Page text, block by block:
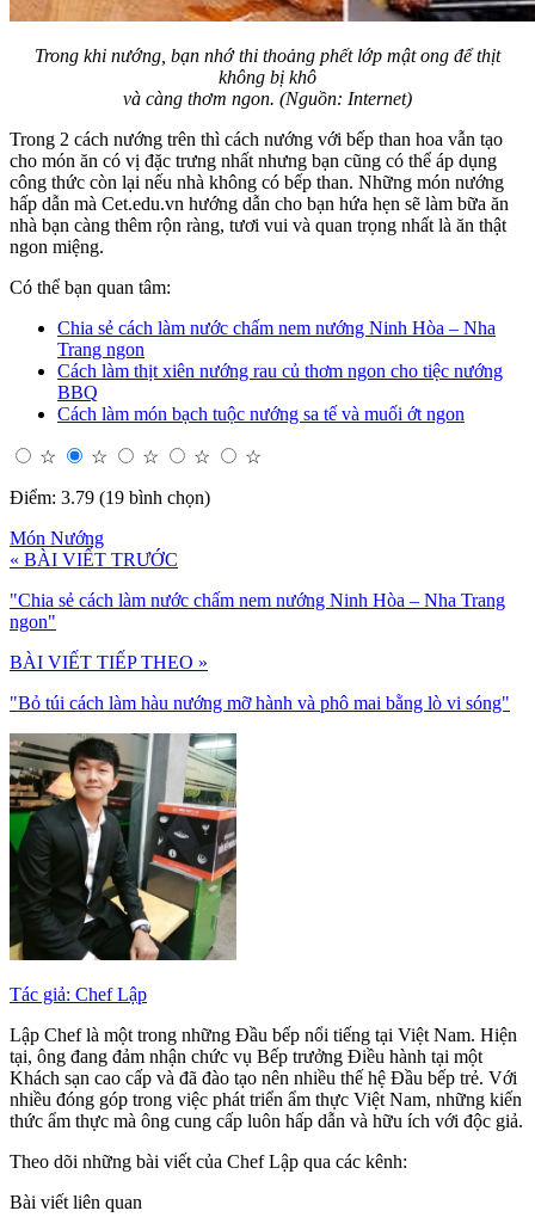
Trong khi nướng, bạn nhớ thi thoảng phết lớp mật ong để thịt
không bị khô
và càng thơm ngon. (Nguồn: Internet)
Trong 2 cách nướng trên thì cách nướng với bếp than hoa vẫn tạo
cho món ăn có vị đặc trưng nhất nhưng bạn cũng có thể áp dụng
công thức còn lại nếu nhà không có bếp than. Những món nướng
hấp dẫn mà Cet.edu.vn hướng dẫn cho bạn hứa hẹn sẽ làm bữa ăn
nhà bạn càng thêm rộn ràng, tươi vui và quan trọng nhất là ăn thật
ngon miệng.
Có thể bạn quan tâm:
Chia sẻ cách làm nước chấm nem nướng Ninh Hòa – Nha
Trang ngon
Cách làm thịt xiên nướng rau củ thơm ngon cho tiệc nướng
BBQ
Cách làm món bạch tuộc nướng sa tế và muối ớt ngon
☆ ☆ ☆ ☆
☆
Điểm: 3.79 (19 bình chọn)
Món Nướng
« BÀI VIẾT TRƯỚC
"Chia sẻ cách làm nước chấm nem nướng Ninh Hòa – Nha Trang
ngon"
BÀI VIẾT TIẾP THEO »
"Bỏ túi cách làm hàu nướng mỡ hành và phô mai bằng lò vi sóng"
Tác giả: Chef Lập
Lập Chef là một trong những Đầu bếp nổi tiếng tại Việt Nam. Hiện
tại, ông đang đảm nhận chức vụ Bếp trưởng Điều hành tại một
Khách sạn cao cấp và đã đào tạo nên nhiều thế hệ Đầu bếp trẻ. Với
nhiều đóng góp trong việc phát triển ẩm thực Việt Nam, những kiến
thức ẩm thực mà ông cung cấp luôn hấp dẫn và hữu ích với độc giả.
Theo dõi những bài viết của Chef Lập qua các kênh:
Bài viết liên quan